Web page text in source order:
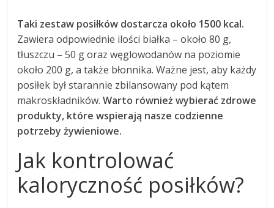
Taki zestaw posiłków dostarcza około 1500 kcal.
Zawiera odpowiednie ilości białka – około 80 g,
tłuszczu – 50 g oraz węglowodanów na poziomie
około 200 g, a także błonnika. Ważne jest, aby każdy
posiłek był starannie zbilansowany pod kątem
makroskładników.Warto również wybierać zdrowe
produkty, które wspierają nasze codzienne
potrzeby żywieniowe.
Jak kontrolować
kaloryczność posiłków?